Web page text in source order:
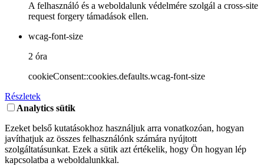
A felhasználó és a weboldalunk védelmére szolgál a cross-site
request forgery támadások ellen.
wcag-font-size
2 óra
cookieConsent::cookies.defaults.wcag-font-size
Részletek
Analytics sütik
Ezeket belső kutatásokhoz használjuk arra vonatkozóan, hogyan
javíthatjuk az összes felhasználónk számára nyújtott
szolgáltatásunkat. Ezek a sütik azt értékelik, hogy Ön hogyan lép
kapcsolatba a weboldalunkkal.